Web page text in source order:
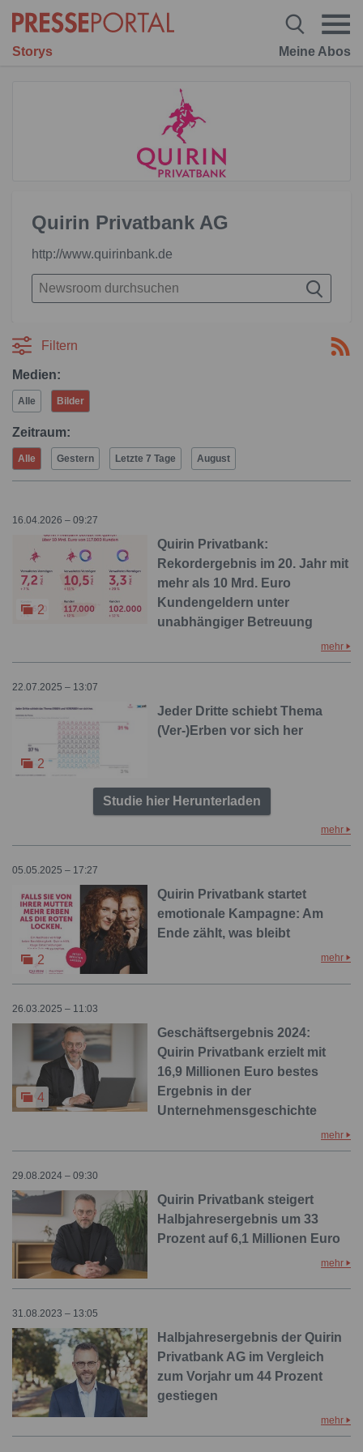
Storys Meine Abos
Quirin Privatbank AG
http://www.quirinbank.de
Filtern
Medien:
Alle Bilder
Zeitraum:
Alle Gestern Letzte 7 Tage August
16.04.2026 – 09:27
2
Quirin Privatbank:
Rekordergebnis im 20. Jahr mit
mehr als 10 Mrd. Euro
Kundengeldern unter
unabhängiger Betreuung
mehr
22.07.2025 – 13:07
2
Jeder Dritte schiebt Thema
(Ver-)Erben vor sich her
Studie hier Herunterladen
mehr
05.05.2025 – 17:27
2
Quirin Privatbank startet
emotionale Kampagne: Am
Ende zählt, was bleibt
mehr
26.03.2025 – 11:03
4
Geschäftsergebnis 2024:
Quirin Privatbank erzielt mit
16,9 Millionen Euro bestes
Ergebnis in der
Unternehmensgeschichte
mehr
29.08.2024 – 09:30
Quirin Privatbank steigert
Halbjahresergebnis um 33
Prozent auf 6,1 Millionen Euro
mehr
31.08.2023 – 13:05
Halbjahresergebnis der Quirin
Privatbank AG im Vergleich
zum Vorjahr um 44 Prozent
gestiegen
mehr